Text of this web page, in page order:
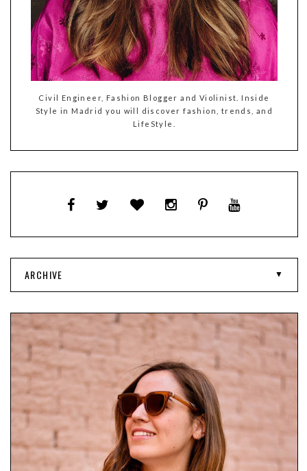
Civil Engineer, Fashion Blogger and Violinist. Inside
Style in Madrid you will discover fashion, trends, and
LifeStyle.
ARCHIVE